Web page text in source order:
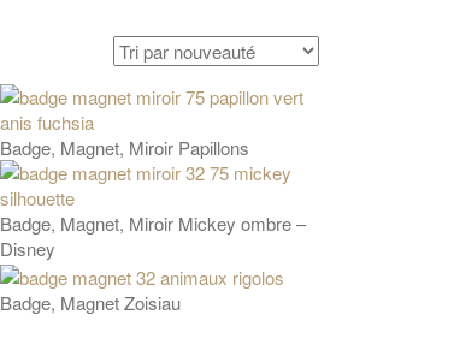
Badge, Magnet, Miroir Papillons
Badge, Magnet, Miroir Mickey ombre –
Disney
Badge, Magnet Zoisiau